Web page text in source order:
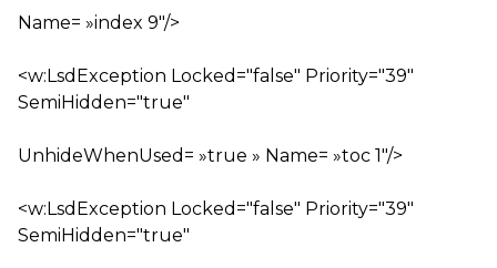
Name= »index 9″/>
<w:LsdException Locked="false" Priority="39"
SemiHidden="true"
UnhideWhenUsed= »true » Name= »toc 1″/>
<w:LsdException Locked="false" Priority="39"
SemiHidden="true"